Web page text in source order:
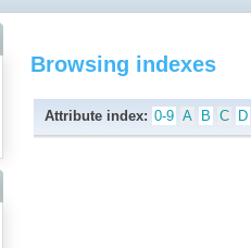
Browsing indexes
Attribute index: 0-9 A B C D